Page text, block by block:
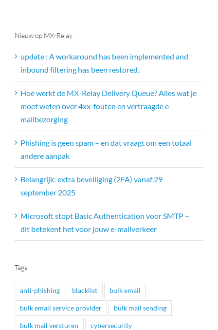
Nieuw op MX-Relay
update : A workaround has been implemented and
inbound filtering has been restored.
Hoe werkt de MX-Relay Delivery Queue? Alles wat je
moet weten over 4xx-fouten en vertraagde e-
mailbezorging
Phishing is geen spam – en dat vraagt om een totaal
andere aanpak
Belangrijk: extra beveiliging (2FA) vanaf 29
september 2025
Microsoft stopt Basic Authentication voor SMTP –
dit betekent het voor jouw e-mailverkeer
Tags
anti-phishing blacklist bulk email
bulk email service provider bulk mail sending
bulk mail versturen cybersecurity